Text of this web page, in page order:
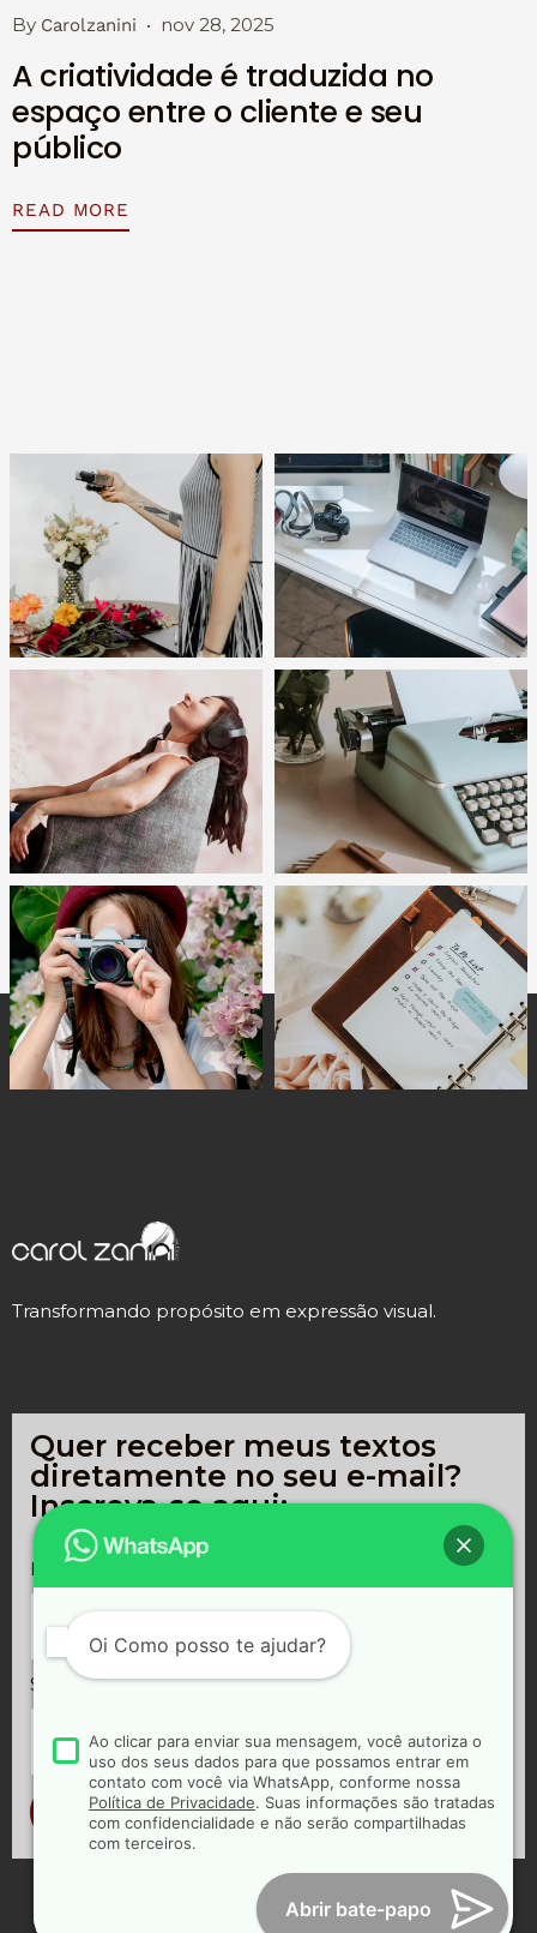
By Carolzanini nov 28, 2025
A criatividade é traduzida no
espaço entre o cliente e seu
público
READ MORE
Transformando propósito em expressão visual.
Quer receber meus textos
diretamente no seu e-mail?
Inscreva-se aqui:
E-MAIL
SOBRENOME
ASSINAR
Oi Como posso te ajudar?
Ao clicar para enviar sua mensagem, você autoriza o
uso dos seus dados para que possamos entrar em
contato com você via WhatsApp, conforme nossa
Política de Privacidade. Suas informações são tratadas
com confidencialidade e não serão compartilhadas
com terceiros.
Abrir bate-papo